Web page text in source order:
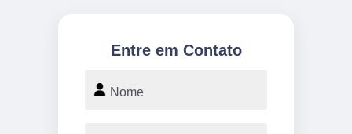
Entre em Contato